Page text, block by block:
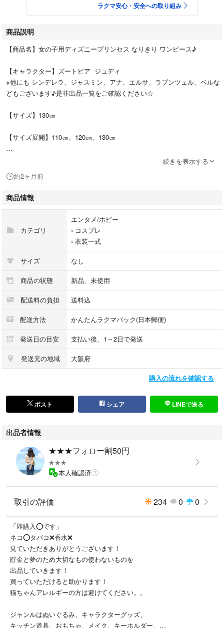
ラクマ安心・安全への取り組み
商品説明
【商品名】女の子用ディズニープリンセス なりきり ワンピース♪
【キャラクター】ズートピア ジュディ
※他にも シンデレラ、ジャスミン、アナ、エルサ、ラプンツェル、ベルな
どもございます♪是非出品一覧をご確認ください☆
【サイズ】130㎝
【サイズ展開】110㎝、120㎝、130㎝
ディズニープリンセス風の衣装です♪
着るだけ簡単にディズニープリンセスに大変身！
他にアナと雪の女王のエルサとアナ(こちらはアナと雪の女王2の映画の衣
装）、アラジンのジャスミン、白雪姫、美女と野獣のベルもご用意してお
ハロウィンのコスプレ コスチューム 衣装 仮装 変装 着ぐるみとしてもど
USJ、ディズニーランドやディズニーシーのイベントで着ていただいても
児 保育園 幼児 おしゃれ オシャレ お洒落 大きいサイズ おおきいサイズ 2
歳 3歳 4歳 5歳 6歳 7歳 8歳 大きめ ゆったり 小さめ 細身 小さいサイズ 目
立つ ワンピース ドレス 旅行 海 プール リゾート なりきり Tシャツ カッ
水着 モノキニ タンキニビキニ ハイウエスト お姫様 オーロラ姫 アリス ス
ノーホワイト カラフル 派手 大人カジュアル モード系
続きを表示する
約2ヶ月前
商品情報
カテゴリ
エンタメ/ホビー
› コスプレ
› 衣装一式
サイズ なし
商品の状態 新品、未使用
配送料の負担 送料込
配送方法 かんたんラクマパック(日本郵便)
発送日の目安 支払い後、1～2日で発送
発送元の地域 大阪府
購入の流れを確認する
ポスト シェア LINEで送る
出品者情報
★★★フォロー割50円
★★★
本人確認済
取引の評価 234 0 0
「即購入⭕️です」
ネコ⭕️タバコ❌香水❌
見ていただきありがとうございます！
貯金と夢のため大切なもの使わないものを
出品していきます！
買っていただけると助かります！
猫ちゃんアレルギーの方は避けてください。。
ジャンルはぬいぐるみ、キャラクターグッズ、
キッチン道具、おもちゃ、メイク、キーホルダー、